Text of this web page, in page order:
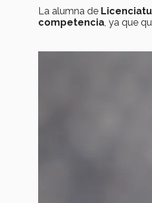
La alumna de
competencia , ya que